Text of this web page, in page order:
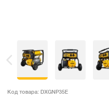
Код товара: DXGNP35E